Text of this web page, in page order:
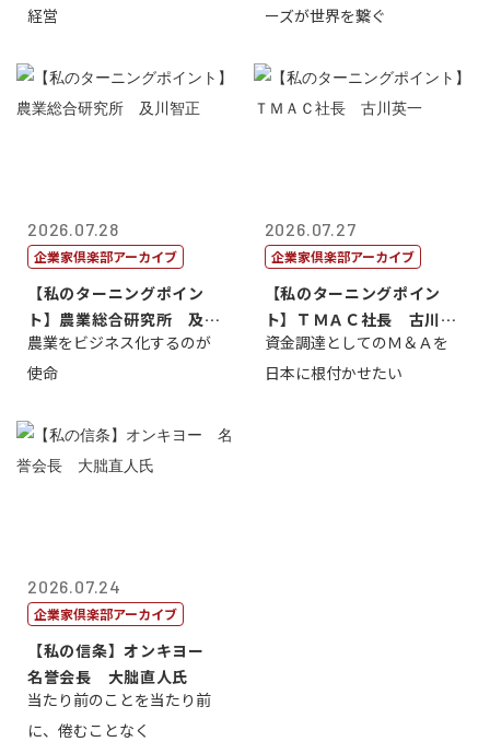
経営
ーズが世界を繋ぐ
2026.07.28
企業家倶楽部アーカイブ
【私のターニングポイン
ト】農業総合研究所 及川
智正
農業をビジネス化するのが
使命
2026.07.27
企業家倶楽部アーカイブ
【私のターニングポイン
ト】ＴＭＡＣ社長 古川英
一
資金調達としてのＭ＆Ａを
日本に根付かせたい
2026.07.24
企業家倶楽部アーカイブ
【私の信条】オンキヨー
名誉会長 大朏直人氏
当たり前のことを当たり前
に、倦むことなく